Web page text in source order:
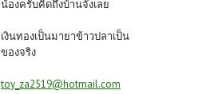
น้องครับคิดถึงบ้านจังเลย
เงินทองเป็นมายาข้าวปลาเป็น
ของจริง
toy_za2519@hotmail.com